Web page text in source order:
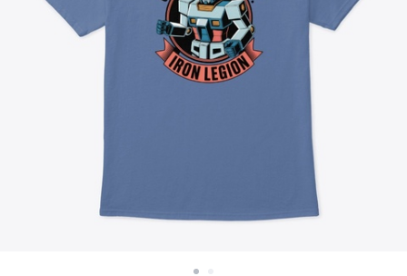
Venda en todas partes
Venda lo que sea